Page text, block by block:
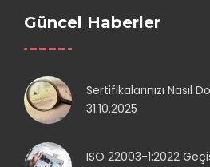
Güncel Haberler
Sertifikalarınızı Nasıl
31.10.2025
ISO 22003-1:2022